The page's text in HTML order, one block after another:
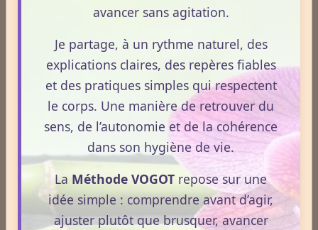
démarche de prévention, sans ingestion et sans
allégations thérapeutiques.
Le CBD suscite un intérêt croissant lorsqu’il est
question de douleurs et de bien‑être. Pourtant, son
rôle réel, son cadre légal et ses usages externes
restent souvent mal compris. Cet article propose une
mise au point claire, moderne et conforme à la
réglementation française de 2026, afin de mieux
comprendre comment le CBD s’intègre dans une
approche globale de prévention.
CBD : l'anti-inflammatoire du 21ème siècle.
Le 13/05/2026
avancer sans agitation.
Je partage, à un rythme naturel, des
explications claires, des repères fiables
et des pratiques simples qui respectent
le corps. Une manière de retrouver du
sens, de l’autonomie et de la cohérence
dans son hygiène de vie.
La Méthode VOGOT repose sur une
idée simple : comprendre avant d’agir,
ajuster plutôt que brusquer, avancer